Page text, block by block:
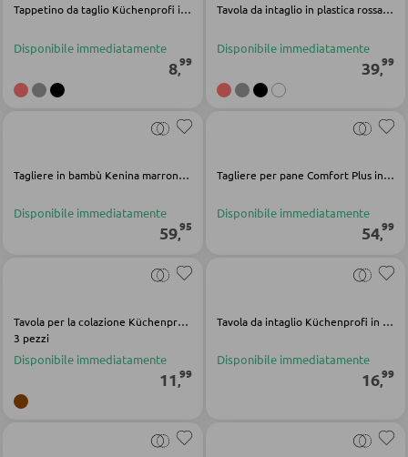
POLTRONE
Poltrone imbottite
Poltrone con schienale ad ali
SGABELLI
Sgabelli da bar
Pouf
Tappetino da taglio Küchenprofi in plastica nera
Disponibile immediatamente
8,99
Tavola da intaglio in plastica rossa Profi
Disponibile immediatamente
39,99
Tagliere in bambù Kenina marrone chiaro
Disponibile immediatamente
59,95
Tagliere per pane Comfort Plus in legno nero
Disponibile immediatamente
54,99
Tavola per la colazione Küchenprofi in legno di gomma marrone
3 pezzi
Disponibile immediatamente
11,99
Tavola da intaglio Küchenprofi in legno di gomma marrone
Disponibile immediatamente
16,99